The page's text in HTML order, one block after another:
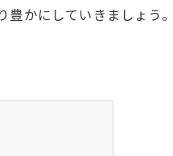
かにしていきましょう